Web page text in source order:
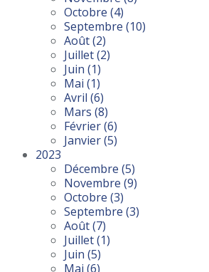
Octobre (4)
Septembre (10)
Août(2)
Juillet(2)
Juin (1)
Mai (1)
Avril (6)
Mars (8)
Février(6)
Janvier(5)
2023
Décembre (5)
Novembre (9)
Octobre (3)
Septembre (3)
Août(7)
Juillet(1)
Juin (5)
Mai (6)